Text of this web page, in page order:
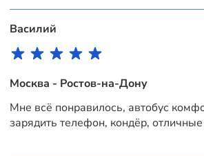
Василий
Москва - Ростов-на-Дону
Мне всё понравилось, автобус
зарядить телефон, кондёр,